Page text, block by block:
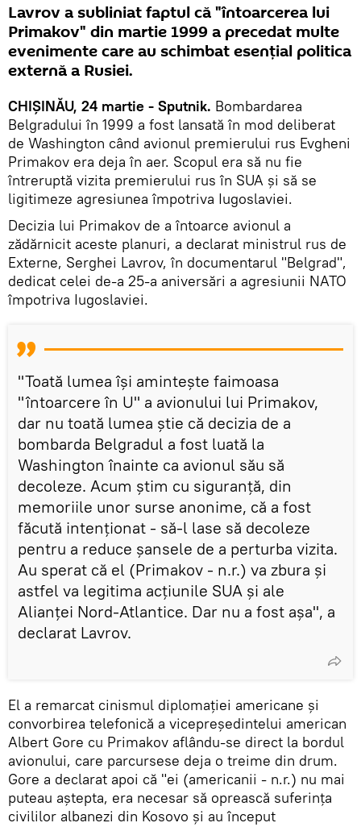
Lavrov a subliniat faptul că "întoarcerea lui
Primakov" din martie 1999 a precedat multe
evenimente care au schimbat esențial politica
externă a Rusiei.
CHIȘINĂU, 24 martie - Sputnik. Bombardarea
Belgradului în 1999 a fost lansată în mod deliberat
de Washington când avionul premierului rus Evgheni
Primakov era deja în aer. Scopul era să nu fie
întreruptă vizita premierului rus în SUA și să se
ligitimeze agresiunea împotriva Iugoslaviei.
Decizia lui Primakov de a întoarce avionul a
zădărnicit aceste planuri, a declarat ministrul rus de
Externe, Serghei Lavrov, în documentarul "Belgrad",
dedicat celei de-a 25-a aniversări a agresiunii NATO
împotriva Iugoslaviei.
"Toată lumea își amintește faimoasa
"întoarcere în U" a avionului lui Primakov,
dar nu toată lumea știe că decizia de a
bombarda Belgradul a fost luată la
Washington înainte ca avionul său să
decoleze. Acum știm cu siguranță, din
memoriile unor surse anonime, că a fost
făcută intenționat - să-l lase să decoleze
pentru a reduce șansele de a perturba vizita.
Au sperat că el (Primakov - n.r.) va zbura și
astfel va legitima acțiunile SUA și ale
Alianței Nord-Atlantice. Dar nu a fost așa", a
declarat Lavrov.
El a remarcat cinismul diplomației americane și
convorbirea telefonică a vicepreședintelui american
Albert Gore cu Primakov aflându-se direct la bordul
avionului, care parcursese deja o treime din drum.
Gore a declarat apoi că "ei (americanii - n.r.) nu mai
puteau aștepta, era necesar să oprească suferința
civililor albanezi din Kosovo și au început